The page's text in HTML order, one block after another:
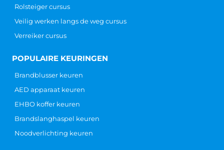
Rolsteiger cursus
Veilig werken langs de weg cursus
Verreiker cursus
POPULAIRE KEURINGEN
Brandblusser keuren
AED apparaat keuren
EHBO koffer keuren
Brandslanghaspel keuren
Noodverlichting keuren